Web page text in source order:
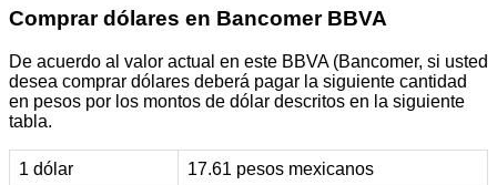
Comprar dólares en Bancomer BBVA
De acuerdo al valor actual en este BBVA (Bancomer, si usted
desea comprar dólares deberá pagar la siguiente cantidad
en pesos por los montos de dólar descritos en la siguiente
tabla.
1 dólar 17.61 pesos mexicanos